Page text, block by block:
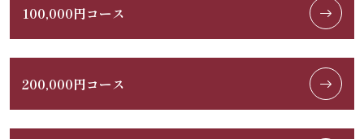
100,000円コース
200,000円コース